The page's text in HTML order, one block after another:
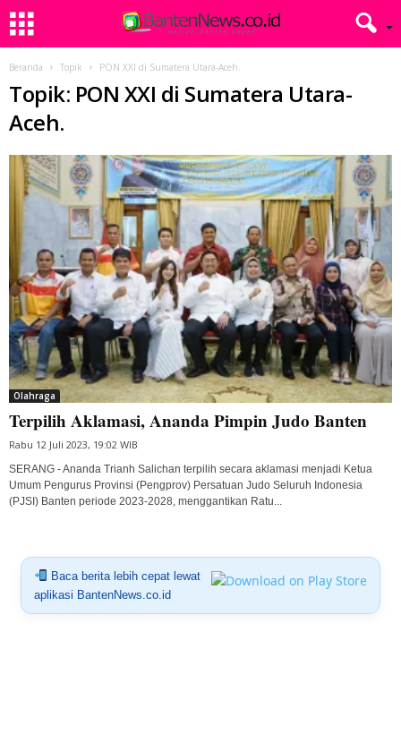
Beranda Topik PON XXI di Sumatera Utara-Aceh.
Topik: PON XXI di Sumatera Utara-
Aceh.
Olahraga
Terpilih Aklamasi, Ananda Pimpin Judo Banten
Rabu 12 Juli 2023, 19:02 WIB
SERANG - Ananda Trianh Salichan terpilih secara aklamasi menjadi Ketua
Umum Pengurus Provinsi (Pengprov) Persatuan Judo Seluruh Indonesia
(PJSI) Banten periode 2023-2028, menggantikan Ratu...
Baca berita lebih cepat lewat
aplikasi BantenNews.co.id